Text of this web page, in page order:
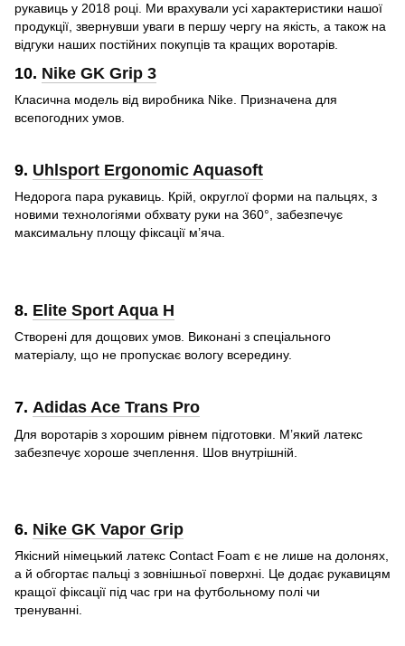
рукавиць у 2018 році. Ми врахували усі характеристики нашої
продукції, звернувши уваги в першу чергу на якість, а також на
відгуки наших постійних покупців та кращих воротарів.
10. Nike GK Grip 3
Класична модель від виробника Nike. Призначена для
всепогодних умов.
9. Uhlsport Ergonomic Aquasoft
Недорога пара рукавиць. Крій, округлої форми на пальцях, з
новими технологіями обхвату руки на 360°, забезпечує
максимальну площу фіксації м’яча.
8. Elite Sport Aqua H
Створені для дощових умов. Виконані з спеціального
матеріалу, що не пропускає вологу всередину.
7. Adidas Ace Trans Pro
Для воротарів з хорошим рівнем підготовки. М’який латекс
забезпечує хороше зчеплення. Шов внутрішній.
6. Nike GK Vapor Grip
Якісний німецький латекс Contact Foam є не лише на долонях,
а й обгортає пальці з зовнішньої поверхні. Це додає рукавицям
кращої фіксації під час гри на футбольному полі чи
тренуванні.